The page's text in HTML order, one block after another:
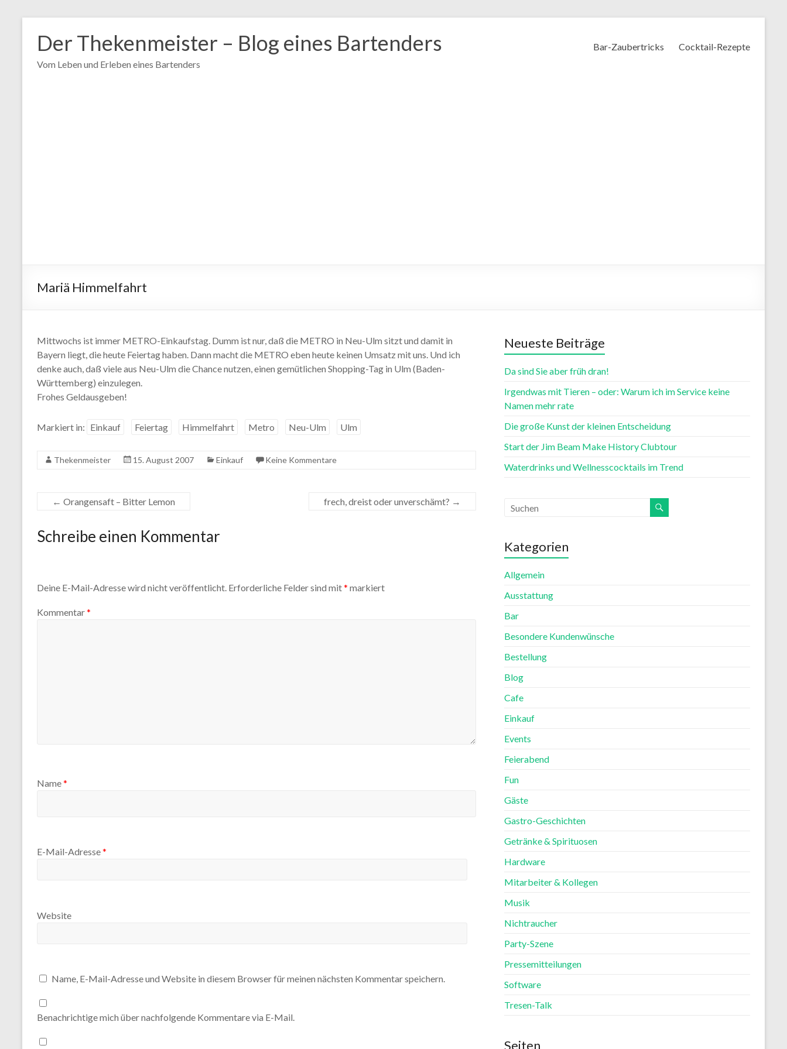
Inhalt
springen
Der Thekenmeister – Blog eines Bartenders
Vom Leben und Erleben eines Bartenders
Bar-Zaubertricks Cocktail-Rezepte
Mariä Himmelfahrt
Mittwochs ist immer METRO-Einkaufstag. Dumm ist nur, daß die METRO in Neu-Ulm sitzt und damit in
Bayern liegt, die heute Feiertag haben. Dann macht die METRO eben heute keinen Umsatz mit uns. Und ich
denke auch, daß viele aus Neu-Ulm die Chance nutzen, einen gemütlichen Shopping-Tag in Ulm (Baden-
Württemberg) einzulegen.
Frohes Geldausgeben!
Markiert in: Einkauf Feiertag Himmelfahrt Metro Neu-Ulm Ulm
Thekenmeister 15. August 2007 Einkauf Keine Kommentare
← Orangensaft – Bitter Lemon frech, dreist oder unverschämt? →
Schreibe einen Kommentar
Deine E-Mail-Adresse wird nicht veröffentlicht. Erforderliche Felder sind mit* markiert
Kommentar*
Name*
E-Mail-Adresse*
Website
Name, E-Mail-Adresse und Website in diesem Browser für meinen nächsten Kommentar speichern.
Benachrichtige mich über nachfolgende Kommentare via E-Mail.
Neueste Beiträge
Da sind Sie aber früh dran!
Irgendwas mit Tieren – oder: Warum ich im Service keine
Namen mehr rate
Die große Kunst der kleinen Entscheidung
Start der Jim Beam Make History Clubtour
Waterdrinks und Wellnesscocktails im Trend
Kategorien
Allgemein
Ausstattung
Bar
Besondere Kundenwünsche
Bestellung
Blog
Cafe
Einkauf
Events
Feierabend
Fun
Gäste
Gastro-Geschichten
Getränke & Spirituosen
Hardware
Mitarbeiter & Kollegen
Musik
Nichtraucher
Party-Szene
Pressemitteilungen
Software
Tresen-Talk
Seiten